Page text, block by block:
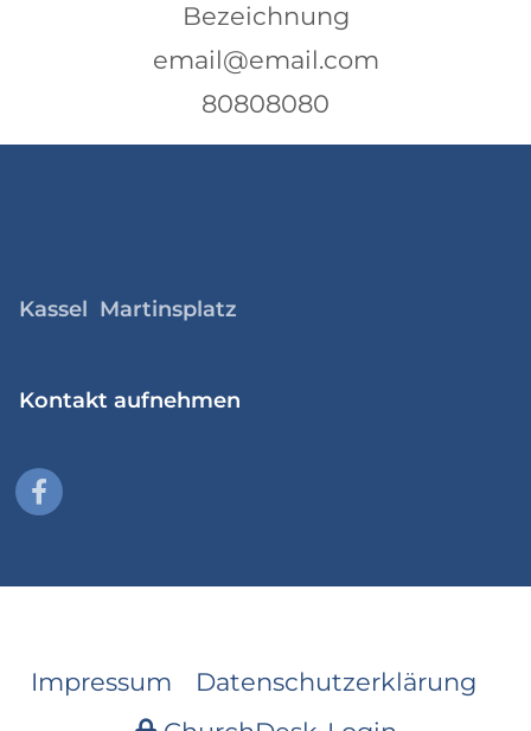
Bezeichnung
email@email.com
80808080
Kassel Martinsplatz
Kontakt aufnehmen
Impressum
Datenschutzerklärung